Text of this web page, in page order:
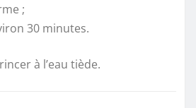
;
30 minutes.
à l’eau tiède.